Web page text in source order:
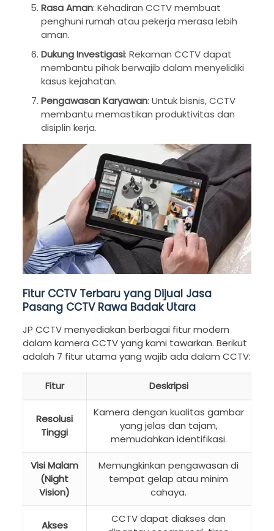
Rasa Aman: Kehadiran CCTV membuat
penghuni rumah atau pekerja merasa lebih
aman.
Dukung Investigasi: Rekaman CCTV dapat
membantu pihak berwajib dalam menyelidiki
kasus kejahatan.
Pengawasan Karyawan: Untuk bisnis, CCTV
membantu memastikan produktivitas dan
disiplin kerja.
Fitur CCTV Terbaru yang Dijual Jasa
Pasang CCTV Rawa Badak Utara
JP CCTV menyediakan berbagai fitur modern
dalam kamera CCTV yang kami tawarkan. Berikut
adalah 7 fitur utama yang wajib ada dalam CCTV:
Fitur Deskripsi
Resolusi
Tinggi
Kamera dengan kualitas gambar
yang jelas dan tajam,
memudahkan identifikasi.
Visi Malam
(Night
Vision)
Memungkinkan pengawasan di
tempat gelap atau minim
cahaya.
Akses
CCTV dapat diakses dan